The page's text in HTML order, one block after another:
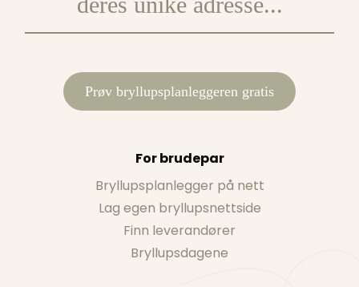
Prøv bryllupsplanleggeren gratis
For brudepar
Bryllupsplanlegger på nett
Lag egen bryllupsnettside
Finn leverandører
Bryllupsdagene